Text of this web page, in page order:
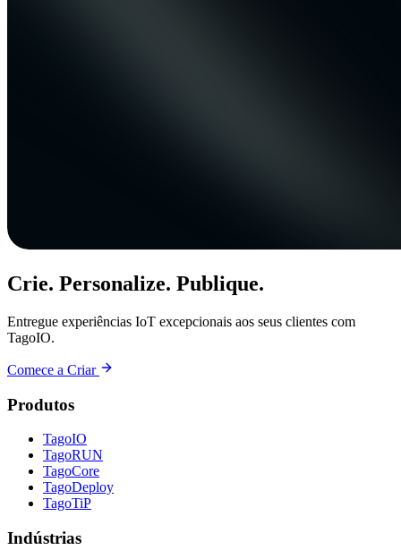
Crie. Personalize. Publique.
Entregue experiências IoT excepcionais aos seus clientes com
TagoIO.
Comece a Criar
Produtos
TagoIO
TagoRUN
TagoCore
TagoDeploy
TagoTiP
Indústrias